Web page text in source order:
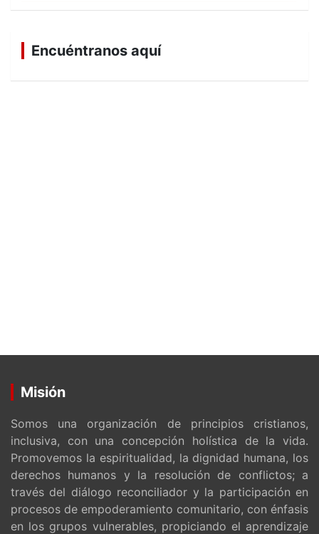
Encuéntranos aquí
Misión
Somos una organización de principios cristianos,
inclusiva, con una concepción holística de la vida.
Promovemos la espiritualidad, la dignidad humana, los
derechos humanos y la resolución de conflictos; a
través del diálogo reconciliador y la participación en
procesos de empoderamiento comunitario, con énfasis
en los grupos vulnerables, propiciando el aprendizaje